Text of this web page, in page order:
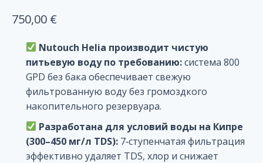
750,00 €
Nutouch Helia производит чистую
питьевую воду по требованию:система 800
GPD без бака обеспечивает свежую
фильтрованную воду без громоздкого
накопительного резервуара.
Разработана для условий воды на Кипре
(300–450 мг/л TDS): 7‑ступенчатая фильтрация
эффективно удаляет TDS, хлор и снижает